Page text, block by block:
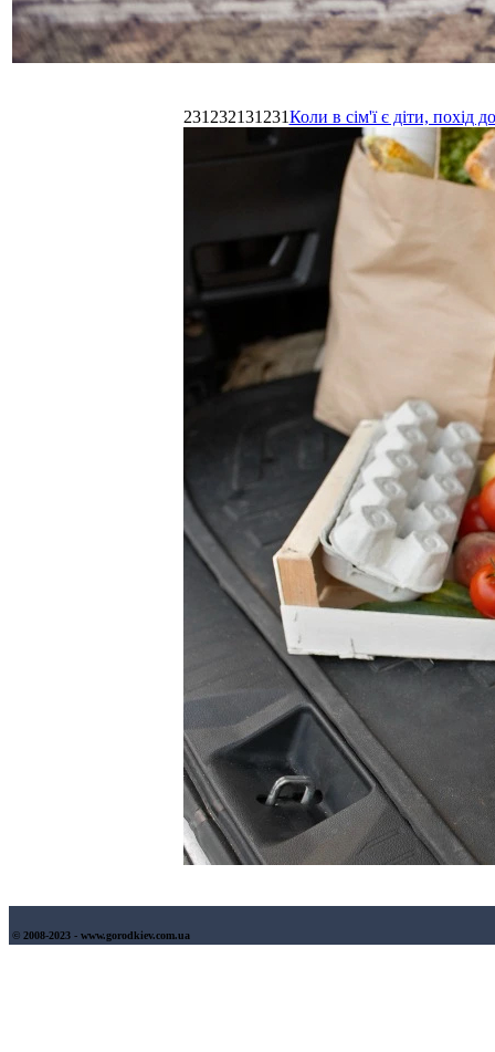
231232131231Коли в сім'ї є діти,
© 2008-2023 - www.gorodkiev.com.ua